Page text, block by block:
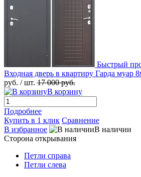
Быстрый
Входная дверь в квартиру Гарда
руб. / шт. 17 000 руб.
В корзину
Подробнее
Купить в 1 клик Сравнение
В избранное
В наличии
Сторона открывания
Петли справа
Петли слева